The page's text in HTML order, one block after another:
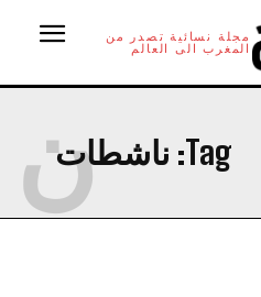
مجلة نسائية تصدر من
المغرب الى العالم
Tag: ناشطات
ن